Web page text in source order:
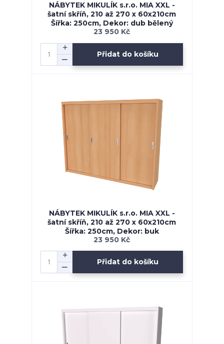
NÁBYTEK MIKULÍK s.r.o. MIA XXL -
šatní skříň, 210 až 270 x 60x210cm
Šířka: 250cm, Dekor: dub bělený
23 950 Kč
Přidat do košíku
NÁBYTEK MIKULÍK s.r.o. MIA XXL -
šatní skříň, 210 až 270 x 60x210cm
Šířka: 250cm, Dekor: buk
23 950 Kč
Přidat do košíku